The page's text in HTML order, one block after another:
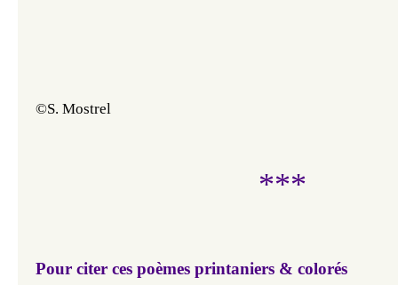
©S. Mostrel
***
Pour citer ces poèmes printaniers & colorés